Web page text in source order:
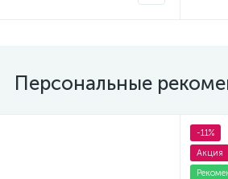
Персональные
-11%
Акция